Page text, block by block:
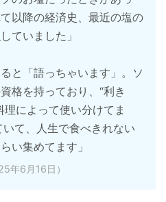
以降の経済史、最近の塩の
ていました」
と「語っちゃいます」。ソ
格を持っており、“利き
によって使い分けてま
て、人生で食べきれない
い集めてます」
年6月16日）